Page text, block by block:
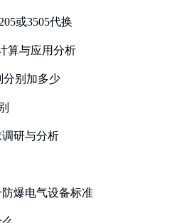
或3505代换
算与应用分析
分别加多少
研与分析
爆电气设备标准